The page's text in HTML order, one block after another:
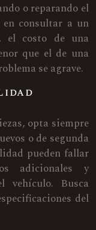
o reparando el
consultar a un
el costo de una
que el de una
se agrave.
opta siempre
o de segunda
pueden fallar
adicionales y
vehículo. Busca
del